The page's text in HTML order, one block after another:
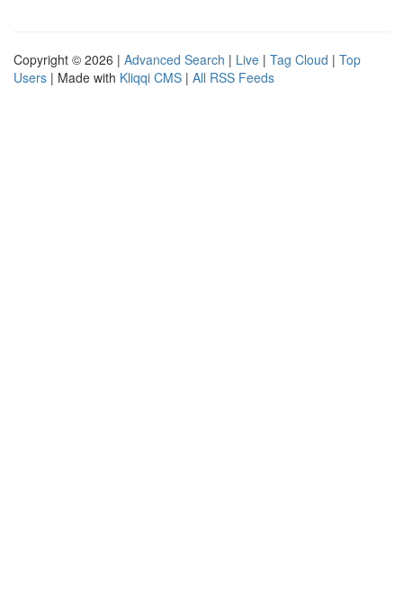
Copyright © 2026 | Advanced Search | Live | Tag Cloud | Top
Users | Made with Kliqqi CMS | All RSS Feeds